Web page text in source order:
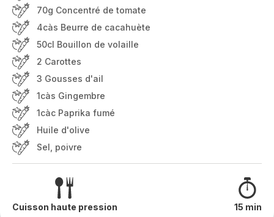
70g Concentré de tomate
4càs Beurre de cacahuète
50cl Bouillon de volaille
2 Carottes
3 Gousses d'ail
1càs Gingembre
1càc Paprika fumé
Huile d'olive
Sel, poivre
Cuisson haute pression 15 min